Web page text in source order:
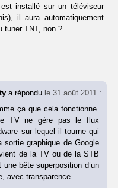
installé sur un téléviseur
il aura automatiquement
tuner TNT, non ?
a répondu le 31 août 2011 :
ça que cela fonctionne.
TV ne gère pas le flux
sur lequel il tourne qui
sortie graphique de Google
de la TV ou de la STB
bête superposition d’un
avec transparence.